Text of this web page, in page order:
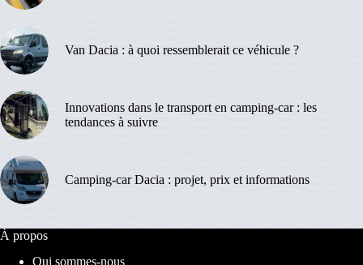
Van Dacia : à quoi ressemblerait ce véhicule ?
Innovations dans le transport en camping-car : les
tendances à suivre
Camping-car Dacia : projet, prix et informations
À propos
Qui sommes-nous